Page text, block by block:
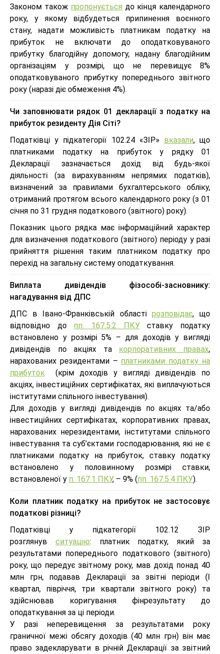
Законом також пропонується до кінця календарного
року, у якому відбудеться припинення воєнного
стану, надати можливість платникам податку на
прибуток не включати до оподатковуваного
прибутку благодійну допомогу, надану благодійним
організаціям у розмірі, що не перевищує 8%
оподатковуваного прибутку попереднього звітного
року (наразі діє обмеження 4%).
Чи заповнювати рядок 01 декларації з податку на
прибуток резиденту Дія Сіті?
Податківці у підкатегорії 102.24 «ЗІР» вказали, що
платниками податку на прибуток у рядку 01
Декларації зазначається дохід від будь-якої
діяльності (за вирахуванням непрямих податків),
визначений за правилами бухгалтерського обліку,
отриманий протягом всього календарного року (з 01
січня по 31 грудня податкового (звітного) року).
Показник цього рядка має інформаційний характер
для визначення податкового (звітного) періоду у разі
прийняття рішення таким платником податку про
перехід на загальну систему оподаткування.
Виплата дивідендів фізособі-засновнику:
нагадування від ДПС
ДПС в Івано-Франківській областірозповідає, що
відповідно до пп. 167.5.2 ПКУставку податку
встановлено у розмірі 5% – для доходів у вигляді
дивідендів по акціях та корпоративних правах,
нарахованих резидентами – платниками податку на
прибуток (крім доходів у вигляді дивідендів по
акціях, інвестиційних сертифікатах, які виплачуються
інститутами спільного інвестування).
Для доходів у вигляді дивідендів по акціях та/або
інвестиційних сертифікатах, корпоративних правах,
нарахованих нерезидентами, інститутами спільного
інвестування та суб’єктами господарювання, які не є
платниками податку на прибуток, ставку податку
встановлено у половинному розмірі ставки,
встановленої у п. 167.1 ПКУ, – 9% (пп. 167.5.4 ПКУ).
Коли платник податку на прибуток не застосовує
податкові різниці?
Податківці у підкатегорії 102.12 ЗІР
розглянув ситуацію: платник податку, який за
результатами попереднього податкового (звітного)
року, що передує звітному року, мав дохід понад 40
млн грн, подавав Декларації за звітні періоди (І
квартал, півріччя, три квартали звітного року) та
здійснював коригування фінрезультату до
оподаткування за ці періоди.
У разі неперевищення за результатами року
граничної межі обсягу доходів (40 млн грн) він має
право задекларувати в річній Декларації за звітний